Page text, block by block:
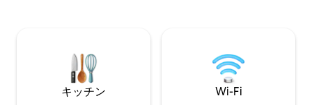
があります。 床暖房 行儀のよい犬は大歓
迎です。 囲まれた庭。パーティー/女子会
ケーションと素晴
す。プライベート
けます。 モバイ
用いただけます。
キッチン Wi-Fi